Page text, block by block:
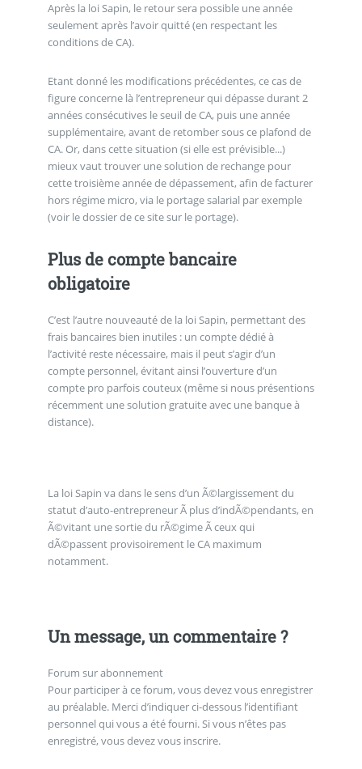
Après la loi Sapin, le retour sera possible une année
seulement après l’avoir quitté (en respectant les
conditions de CA).
Etant donné les modifications précédentes, ce cas de
figure concerne là l’entrepreneur qui dépasse durant 2
années consécutives le seuil de CA, puis une année
supplémentaire, avant de retomber sous ce plafond de
CA. Or, dans cette situation (si elle est prévisible...)
mieux vaut trouver une solution de rechange pour
cette troisième année de dépassement, afin de facturer
hors régime micro, via le portage salarial par exemple
(voir le dossier de ce site sur le portage).
Plus de compte bancaire
obligatoire
C’est l’autre nouveauté de la loi Sapin, permettant des
frais bancaires bien inutiles : un compte dédié à
l’activité reste nécessaire, mais il peut s’agir d’un
compte personnel, évitant ainsi l’ouverture d’un
compte pro parfois couteux (même si nous présentions
récemment une solution gratuite avec une banque à
distance).
La loi Sapin va dans le sens d’un Ã©largissement du
statut d’auto-entrepreneur Ã plus d’indÃ©pendants, en
Ã©vitant une sortie du rÃ©gime Ã ceux qui
dÃ©passent provisoirement le CA maximum
notamment.
Un message, un commentaire ?
Forum sur abonnement
Pour participer à ce forum, vous devez vous enregistrer
au préalable. Merci d’indiquer ci-dessous l’identifiant
personnel qui vous a été fourni. Si vous n’êtes pas
enregistré, vous devez vous inscrire.